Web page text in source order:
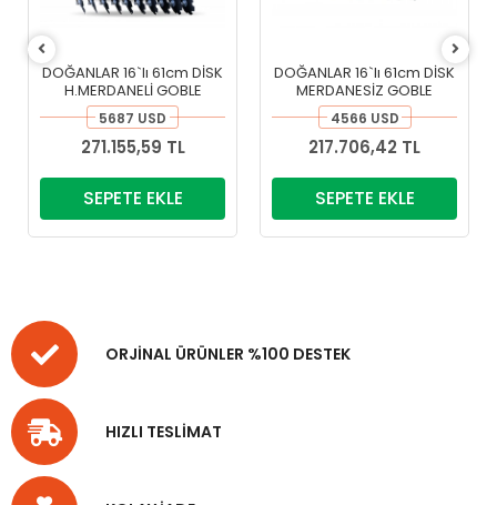
DOĞANLAR 16`lı 61cm DİSK
H.MERDANELİ GOBLE
5687 USD
271.155,59 TL
SEPETE EKLE
DOĞANLAR 16`lı 61cm DİSK
MERDANESİZ GOBLE
4566 USD
217.706,42 TL
SEPETE EKLE
ORJİNAL ÜRÜNLER %100 DESTEK
HIZLI TESLİMAT